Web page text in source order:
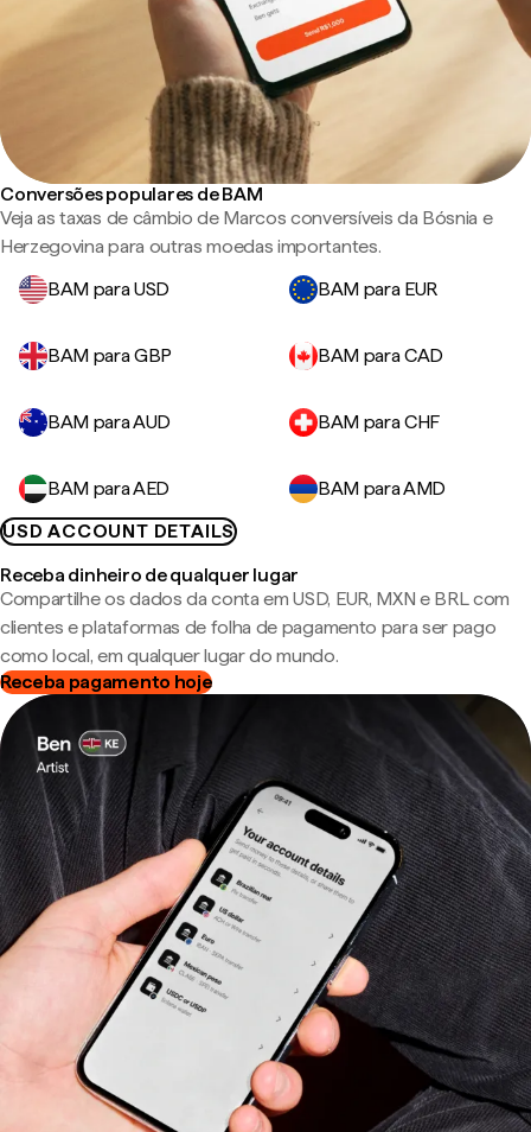
Conversões populares de BAM
Veja as taxas de câmbio de Marcos conversíveis da Bósnia e
Herzegovina para outras moedas importantes.
BAM para USD
BAM para EUR
BAM para GBP BAM para CAD
BAM para AUD BAM para CHF
BAM para AED
BAM para AMD
USD ACCOUNT DETAILS
Receba dinheiro de qualquer lugar
Compartilhe os dados da conta em USD, EUR, MXN e BRL com
clientes e plataformas de folha de pagamento para ser pago
como local, em qualquer lugar do mundo.
Receba pagamento hoje